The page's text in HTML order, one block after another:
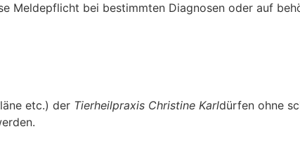
Meldepflicht bei bestimmten Diagnosen oder auf
etc.) der Tierheilpraxis Christine Karldürfen ohne